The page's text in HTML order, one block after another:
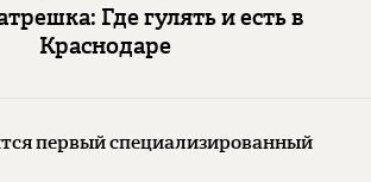
Где гулять и есть в
Краснодаре
первый специализированный